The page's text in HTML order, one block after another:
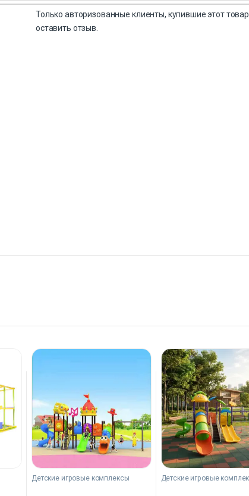
Только авторизованные клиенты, купившие этот
оставить отзыв.
Детские игровые комплексы Детские игровые